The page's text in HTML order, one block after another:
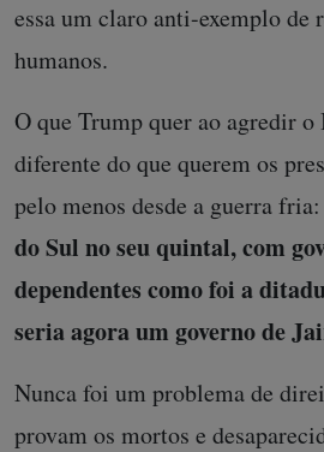
essa um claro anti-exemplo de
humanos.
O que Trump quer ao agredir
diferente do que querem os
pelo menos desde a guerra fria:
do Sul no seu quintal, com
dependentes como foi a
seria agora um governo de
Nunca foi um problema de
provam os mortos e